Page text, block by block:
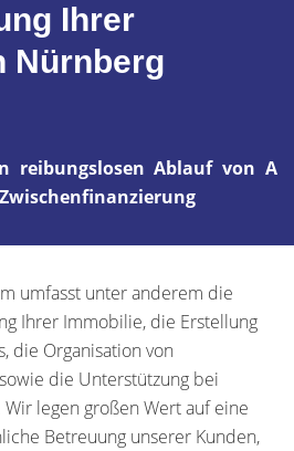
Ihrer
Nürnberg
reibungslosen Ablauf von A
umfasst unter anderem die
Ihrer Immobilie, die Erstellung
die Organisation von
die Unterstützung bei
legen großen Wert auf eine
Betreuung unserer Kunden,